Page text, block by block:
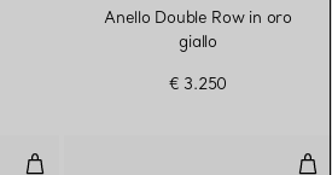
Anello Double Row in oro
giallo
€ 3.250
Anello T1 in oro giallo